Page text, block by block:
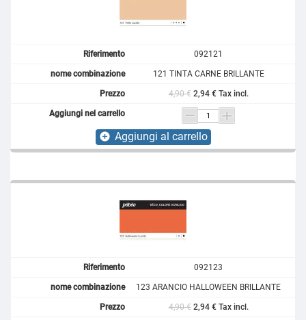
092121
121 TINTA CARNE BRILLANTE
4,90 € 2,94 € Tax incl.
add_circle Aggiungi al carrello
092123
123 ARANCIO HALLOWEEN BRILLANTE
4,90 € 2,94 € Tax incl.